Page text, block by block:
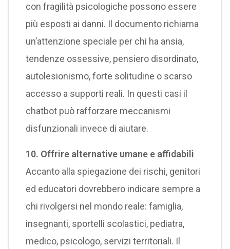
con fragilità psicologiche possono essere
più esposti ai danni. Il documento richiama
un’attenzione speciale per chi ha ansia,
tendenze ossessive, pensiero disordinato,
autolesionismo, forte solitudine o scarso
accesso a supporti reali. In questi casi il
chatbot può rafforzare meccanismi
disfunzionali invece di aiutare.
10. Offrire alternative umane e affidabili
Accanto alla spiegazione dei rischi, genitori
ed educatori dovrebbero indicare sempre a
chi rivolgersi nel mondo reale: famiglia,
insegnanti, sportelli scolastici, pediatra,
medico, psicologo, servizi territoriali. Il